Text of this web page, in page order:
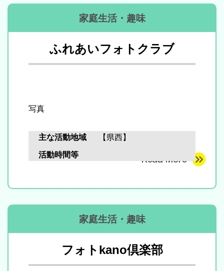
家庭生活・趣味
ふれあいフォトクラブ
写真
主な活動地域 【県西】
活動時間等
家庭生活・趣味
フォトkano倶楽部